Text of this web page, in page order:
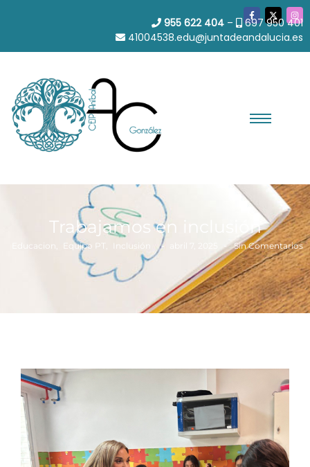
955 622 404 –
697 950 401
41004538.edu@juntadeandalucia.es
Trabajamos en inclusión
Educacion Equipo PT Inclusión - - Sin Comentarios